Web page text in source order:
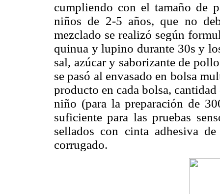
cumpliendo con el tamaño de
niños de 2-5 años, que no
mezclado se realizó según
quinua y lupino durante 30s y
sal, azúcar y saborizante de
se pasó al envasado en bolsa
producto en cada bolsa,
niño (para la preparación de
suficiente para las pruebas
sellados con cinta adhesiva
corrugado.